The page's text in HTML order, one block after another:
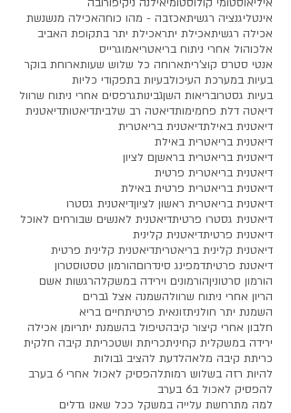
אינטליגנציה רגשיתאכזבה - מהו כוחהאכילה מנשנשת
אכילה רגשיתאכילת יתראכילת יתר בתקופת האביב
אלכוהול אחרי ניתוח בריאטריאמוגרייס
אנטי סטרס קוצ'ריתארוחה כל שלוש שעותארוחת בוקר
בעיות במערכת העיכולבעיות בתפקודי כליות
בעיות גסטרובריאות השןגבינותגרפסים אחרי ניתוח שרוול
דיאטה דלת פחמימותדיאטה רב שלביתדיאטותדיאטנית
דיאטנית באילתדיאטנית בריאטרית
דיאטנית בריאטרית באילת
דיאטנית בריאטרית בראשןם לציון
דיאטנית בריאטרית פרטית
דיאטנית בריאטרית פרטית באילת
דיאטנית בריאטרית ראשון לציוןדיאטנית גסטרו
דיאטנית גסטרו פרטיתדיאטנית לאנשים שבורחים לאוכל
דיאטנית פרטיתדיאטנית קלינית
דיאטנית קלינית בריאטריתדיאטנית קלינית פרטית
דיאטנת פרטיתדמפינג סינדרוםהורמון טסטוסטרון
הורמון סרטוניןהורמונים וירידה במשקלהרגשות אשם
הריון אחרי ניתוח שרוולהשמנה אצל גברים
השמנת יתר חולניתזונאית פרטיתחיים בריא
חלבון אחרי קיצור קיבהטיפול בהשמנת יתריומן אכילה
ירידה במשקלית קחיניתכריתת ושטכריתת קיבה חלקית
כריתת קיבה מלאהלדעת להציב גבולות
להיות רזה בשלוש רמותלהפסיק לאכול אחרי 6 בערב
להפסיק לאכול ב6 בערב
למה מתרחשת עלייה במשקל ככל שאנו גדלים